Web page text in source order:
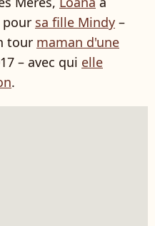
pour sa fille Mindy –
tour maman d'une
– avec qui elle
.